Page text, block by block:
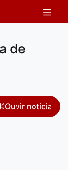
de
Ouvir notícia